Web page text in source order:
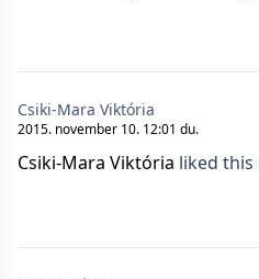
Csiki-Mara Viktória
2015. november 10. 12:01 du.
Csiki-Mara Viktória liked this